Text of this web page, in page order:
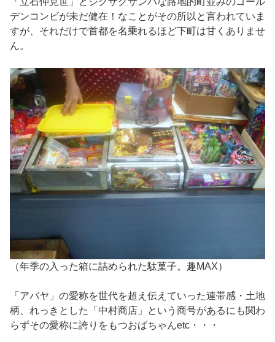
デンコンビが未だ健在！なことがその所以と言われていま
すが、それだけで首都を名乗れるほど下町は甘くありませ
ん。
（年季の入った箱に詰められた駄菓子。趣MAX）
「アバヤ」の愛称を世代を超え伝えていった連帯感・土地
柄、れっきとした「中村商店」という商号があるにも関わ
らずその愛称に誇りをもつおばちゃんetc・・・